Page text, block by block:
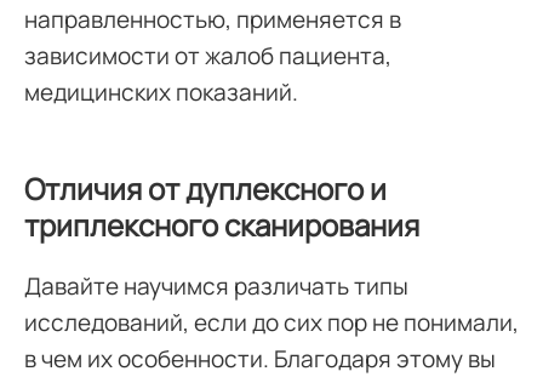
направленностью, применяется в
зависимости от жалоб пациента,
медицинских показаний.
Отличия от дуплексного и
триплексного сканирования
Давайте научимся различать типы
исследований, если до сих пор не понимали,
в чем их особенности. Благодаря этому вы